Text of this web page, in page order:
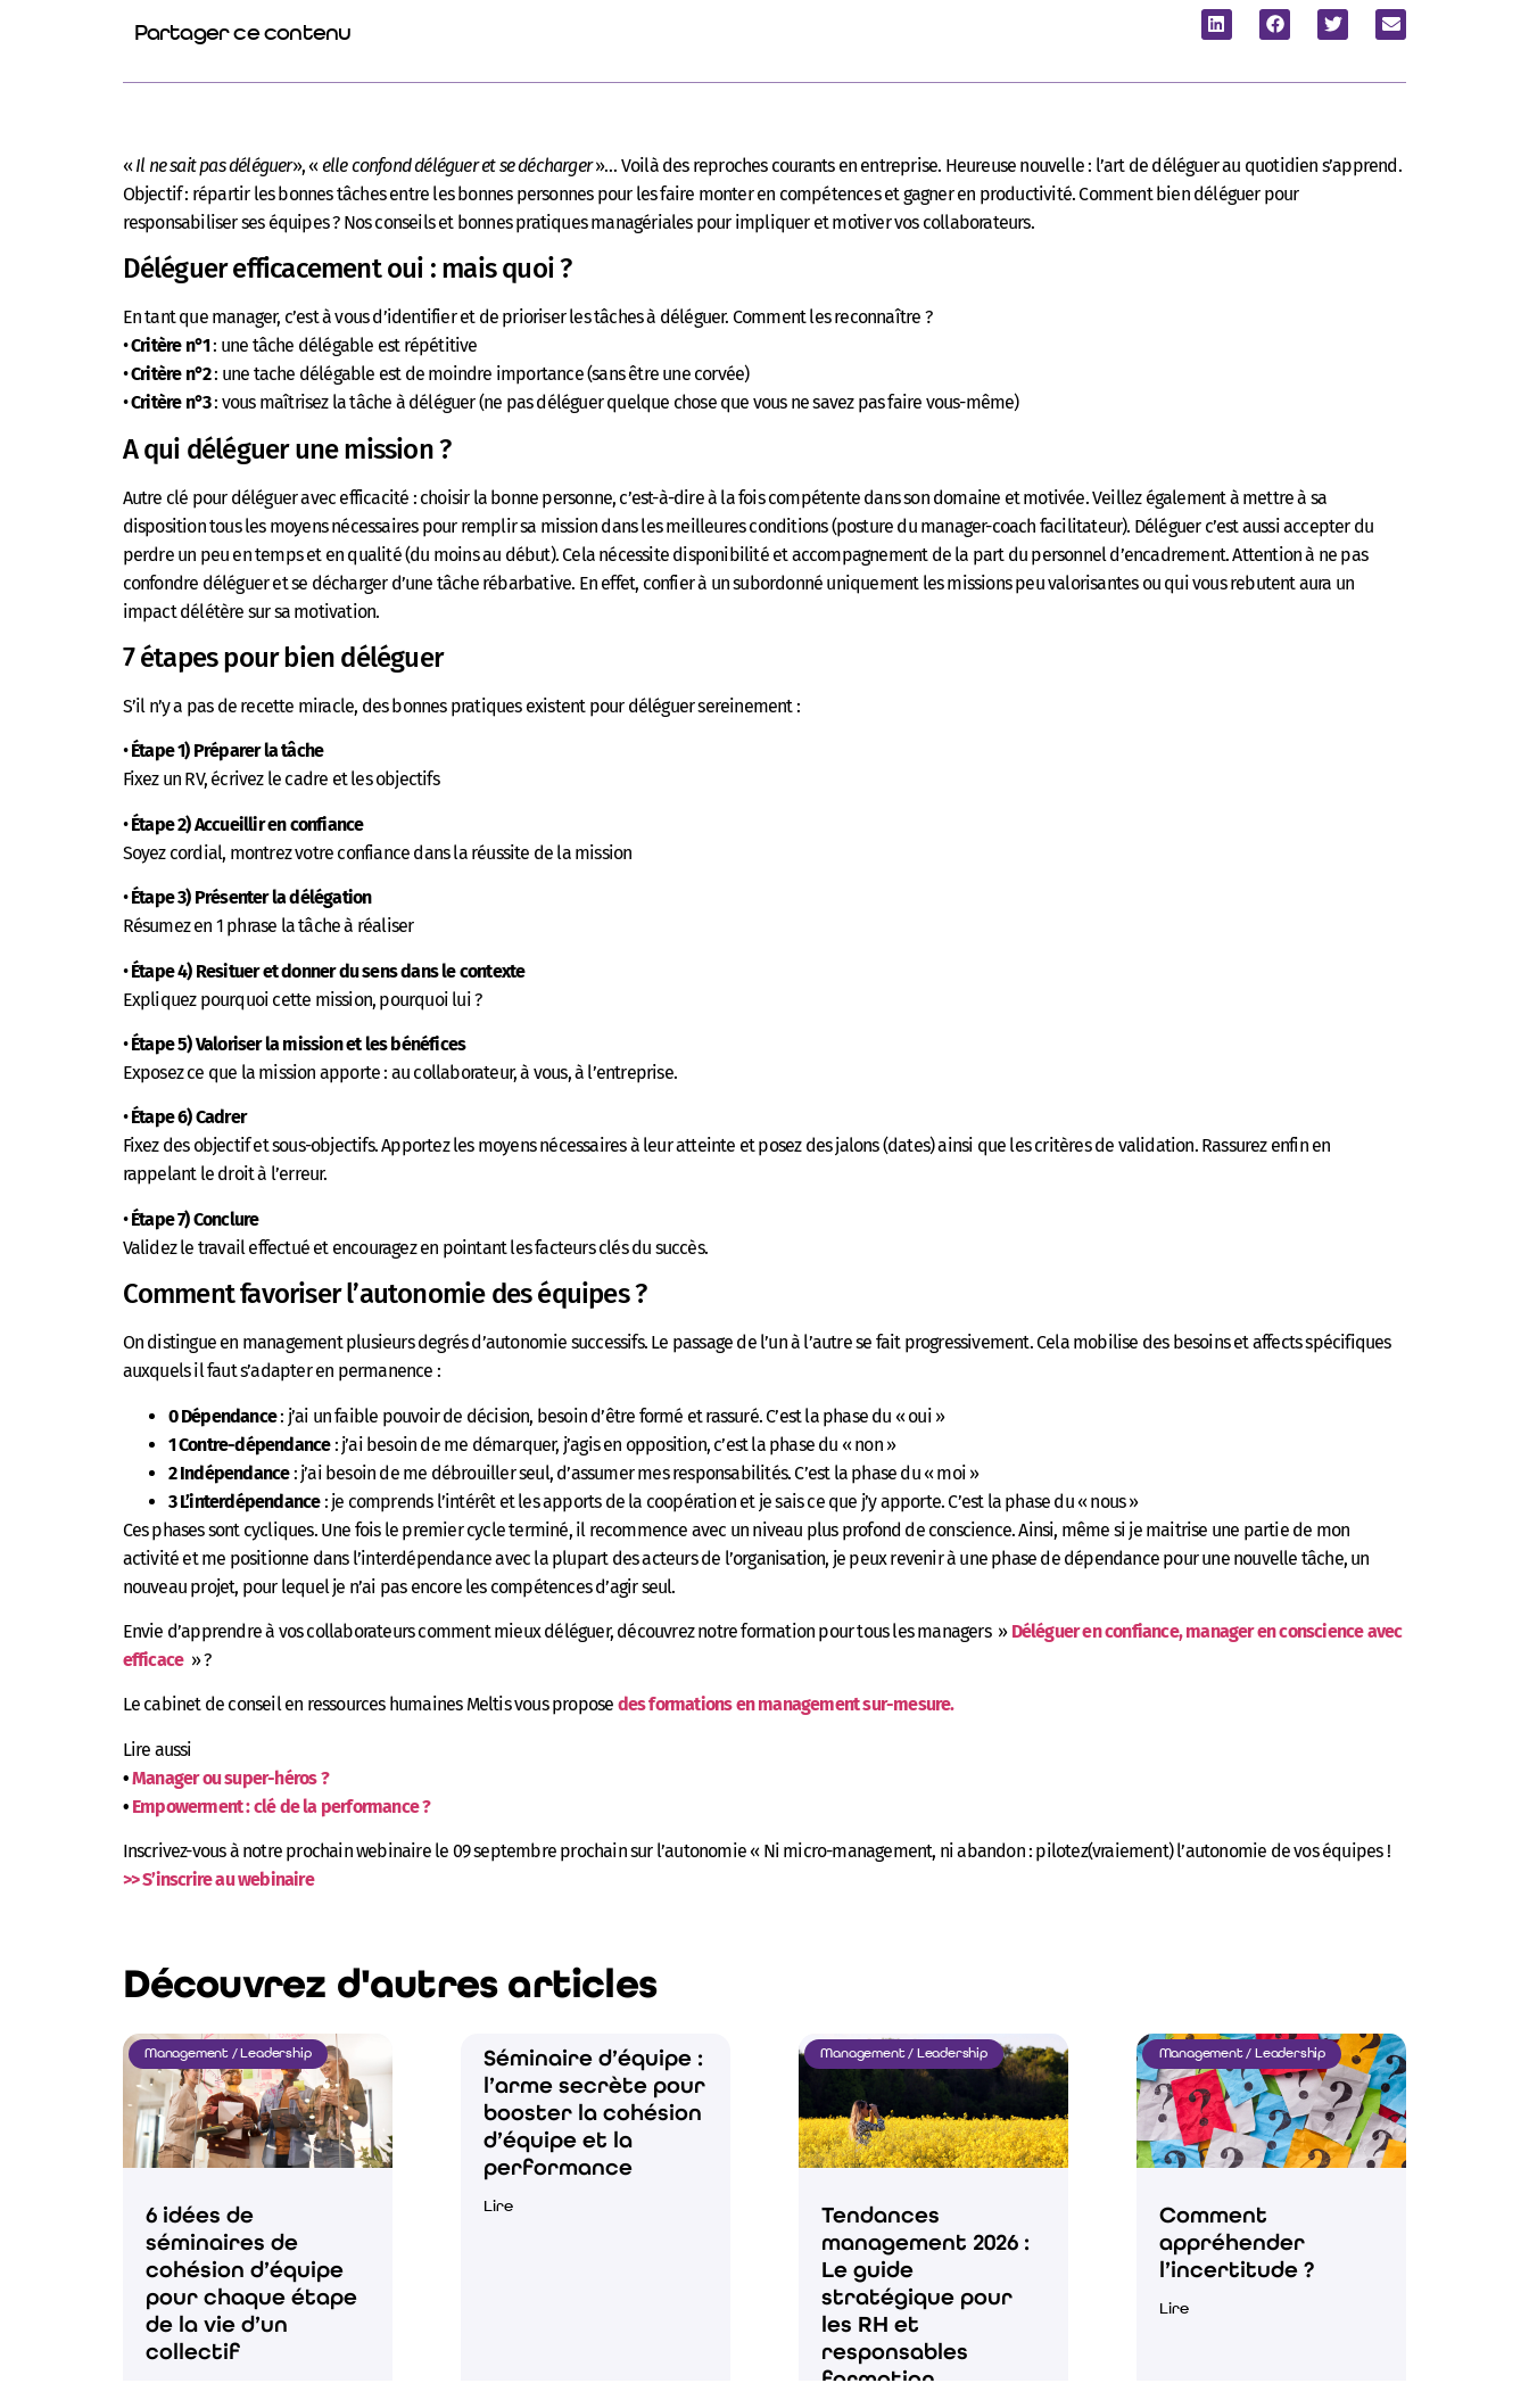
Partager ce contenu
«Il ne sait pas déléguer», «elle confond déléguer et se décharger»… Voilà des reproches courants en entreprise. Heureuse nouvelle : l’art de déléguer au quotidien s’apprend.
Objectif : répartir les bonnes tâches entre les bonnes personnes pour les faire monter en compétences et gagner en productivité. Comment bien déléguer pour
responsabiliser ses équipes ? Nos conseils et bonnes pratiques managériales pour impliquer et motiver vos collaborateurs.
Déléguer efficacement oui : mais quoi ?
En tant que manager, c’est à vous d’identifier et de prioriser les tâches à déléguer. Comment les reconnaître ?
•Critère n°1: une tâche délégable est répétitive
•Critère n°2: une tache délégable est de moindre importance (sans être une corvée)
•Critère n°3: vous maîtrisez la tâche à déléguer (ne pas déléguer quelque chose que vous ne savez pas faire vous-même)
A qui déléguer une mission ?
Autre clé pour déléguer avec efficacité : choisir la bonne personne, c’est-à-dire à la fois compétente dans son domaine et motivée. Veillez également à mettre à sa
disposition tous les moyens nécessaires pour remplir sa mission dans les meilleures conditions (posture du manager-coach facilitateur). Déléguer c’est aussi accepter du
perdre un peu en temps et en qualité (du moins au début). Cela nécessite disponibilité et accompagnement de la part du personnel d’encadrement. Attention à ne pas
confondre déléguer et se décharger d’une tâche rébarbative. En effet, confier à un subordonné uniquement les missions peu valorisantes ou qui vous rebutent aura un
impact délétère sur sa motivation.
7 étapes pour bien déléguer
S’il n’y a pas de recette miracle, des bonnes pratiques existent pour déléguer sereinement :
•Étape 1) Préparer la tâche
Fixez un RV, écrivez le cadre et les objectifs
•Étape 2)Accueillir en confiance
Soyez cordial, montrez votre confiance dans la réussite de la mission
•Étape 3) Présenter la délégation
Résumez en 1 phrase la tâche à réaliser
•Étape 4) Resituer et donner du sens dans le contexte
Expliquez pourquoi cette mission, pourquoi lui ?
•Étape 5)Valoriser la mission et les bénéfices
Exposez ce que la mission apporte : au collaborateur, à vous, à l’entreprise.
•Étape 6)Cadrer
Fixez des objectif et sous-objectifs. Apportez les moyens nécessaires à leur atteinte et posez des jalons (dates) ainsi que les critères de validation. Rassurez enfin en
rappelant le droit à l’erreur.
•Étape 7) Conclure
Validez le travail effectué et encouragez en pointant les facteurs clés du succès.
Comment favoriser l’autonomie des équipes ?
On distingue en management plusieurs degrés d’autonomie successifs. Le passage de l’un à l’autre se fait progressivement. Cela mobilise des besoins et affects spécifiques
auxquels il faut s’adapter en permanence :
0 Dépendance: j’ai un faible pouvoir de décision, besoin d’être formé et rassuré. C’est la phase du « oui »
1 Contre-dépendance: j’ai besoin de me démarquer, j’agis en opposition, c’est la phase du « non »
2 Indépendance: j’ai besoin de me débrouiller seul, d’assumer mes responsabilités. C’est la phase du « moi »
3 L’interdépendance: je comprends l’intérêt et les apports de la coopération et je sais ce que j’y apporte. C’est la phase du « nous »
Ces phases sont cycliques. Une fois le premier cycle terminé, il recommence avec un niveau plus profond de conscience. Ainsi, même si je maitrise une partie de mon
activité et me positionne dans l’interdépendance avec la plupart des acteurs de l’organisation, je peux revenir à une phase de dépendance pour une nouvelle tâche, un
nouveau projet, pour lequel je n’ai pas encore les compétences d’agir seul.
Envie d’apprendre à vos collaborateurs comment mieux déléguer, découvrez notre formation pour tous les managers » Déléguer en confiance, manager en conscience avec
efficace» ?
Le cabinet de conseil en ressources humaines Meltis vous propose des formations en management sur-mesure.
Lire aussi
•Manager ou super-héros ?
• Empowerment : clé de la performance ?
Inscrivez-vous à notre prochain webinaire le 09 septembre prochain sur l’autonomie « Ni micro-management, ni abandon : pilotez(vraiement) l’autonomie de vos équipes !
>> S’inscrire au webinaire
Découvrez d'autres articles
Management / Leadership
6 idées de
séminaires de
cohésion d’équipe
pour chaque étape
de la vie d’un
collectif
Séminaire d’équipe :
l’arme secrète pour
booster la cohésion
d’équipe et la
performance
Lire
Management / Leadership
Tendances
management 2026 :
Le guide
stratégique pour
les RH et
responsables
formation
Management / Leadership
Comment
appréhender
l’incertitude ?
Lire